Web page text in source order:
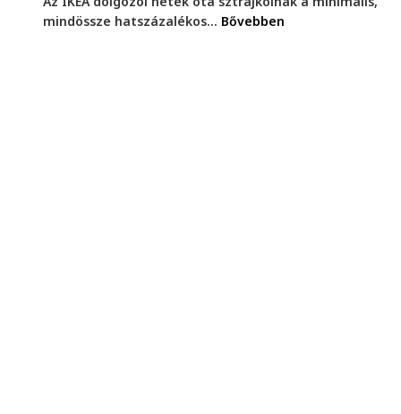
mindössze hatszázalékos... Bővebben